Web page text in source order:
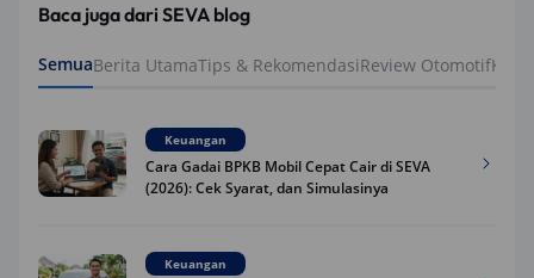
Baca juga dari SEVA blog
SemuaBerita UtamaTips & RekomendasiReview Otomotif
Keuangan
Cara Gadai BPKB Mobil Cepat Cair di SEVA
(2026): Cek Syarat, dan Simulasinya
Keuangan